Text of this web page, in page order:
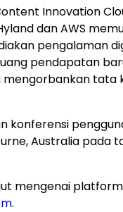
Innovation
dan AWS
pengalaman
pendapatan
mengorbankan tata
konferensi
Australia pada
mengenai platform
.